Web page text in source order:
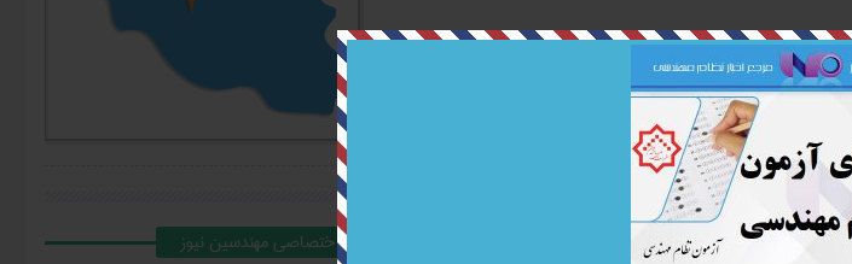
اختصاصي مهندسين نيوز